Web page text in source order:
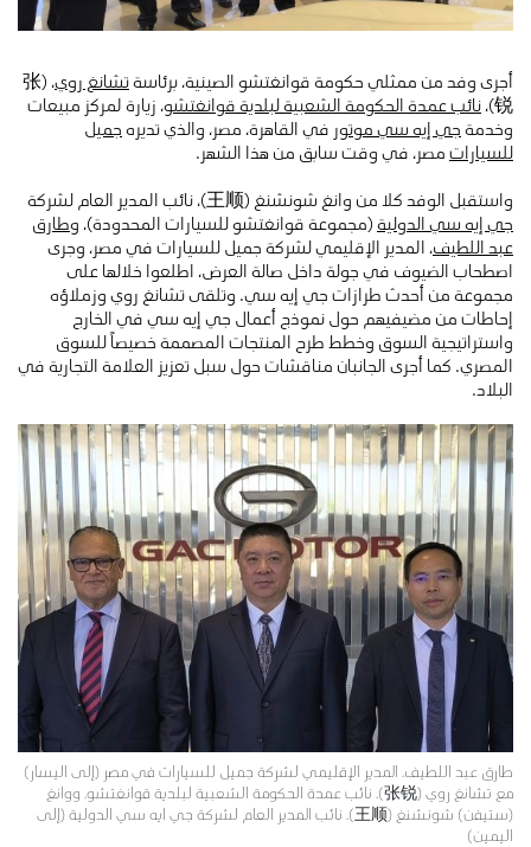
أجرى وفد من ممثلي حكومة قوانغتشو الصينية، برئاسةتشانغ روي ، (张
锐)، نائب عمدة الحكومة الشعبية لبلدية قوانغتشو، زيارة لمركز مبيعات
وخدمةجي إيه سي موتور في القاهرة، مصر، والذي تديرهجميل
للسياراتمصر، في وقت سابق من هذا الشهر.
واستقبل الوفد كلا من وانغ شونشنغ (王顺)، نائب المدير العام لشركة
جي إيه سي الدولية(مجموعة قوانغتشو للسيارات المحدودة)، وطارق
عبد اللطيف، المدير الإقليمي لشركة جميل للسيارات في مصر، وجرى
اصطحاب الضيوف في جولة داخل صالة العرض، اطلعوا خلالها على
مجموعة من أحدث طرازات جي إيه سي. وتلقى تشانغ روي وزملاؤه
إحاطات من مضيفيهم حول نموذج أعمال جي إيه سي في الخارج
واستراتيجية السوق وخطط طرح المنتجات المصممة خصيصاً للسوق
المصري. كما أجرى الجانبان مناقشات حول سبل تعزيز العلامة التجارية في
البلاد.
طارق عبد اللطيف، المدير الإقليمي لشركة جميل للسيارات في مصر (إلى اليسار)
مع تشانغ روي (张锐)، نائب عمدة الحكومة الشعبية لبلدية قوانغتشو، ووانغ
(ستيفن) شونشنغ (王顺)، نائب المدير العام لشركة جي ايه سي الدولية (إلى
اليمين)